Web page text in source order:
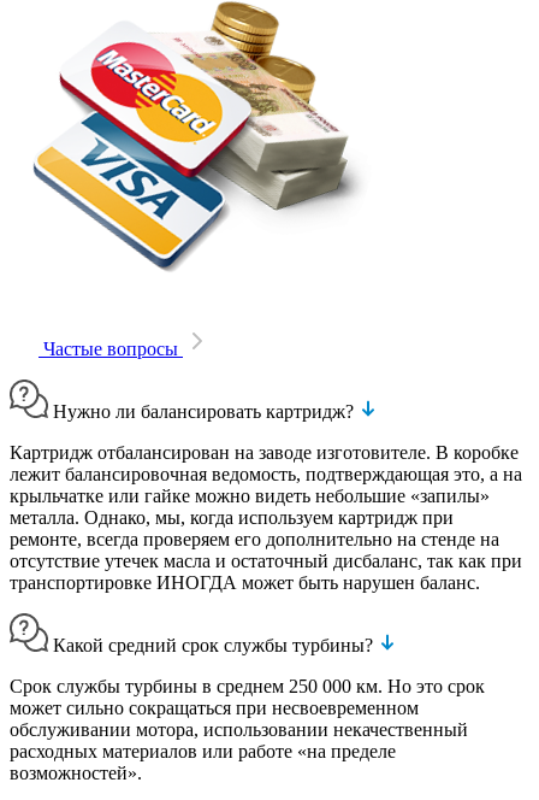
Частые вопросы
Нужно ли балансировать картридж?
Картридж отбалансирован на заводе изготовителе. В коробке
лежит балансировочная ведомость, подтверждающая это, а на
крыльчатке или гайке можно видеть небольшие «запилы»
металла. Однако, мы, когда используем картридж при
ремонте, всегда проверяем его дополнительно на стенде на
отсутствие утечек масла и остаточный дисбаланс, так как при
транспортировке ИНОГДА может быть нарушен баланс.
Какой средний срок службы турбины?
Срок службы турбины в среднем 250 000 км. Но это срок
может сильно сокращаться при несвоевременном
обслуживании мотора, использовании некачественный
расходных материалов или работе «на пределе
возможностей».